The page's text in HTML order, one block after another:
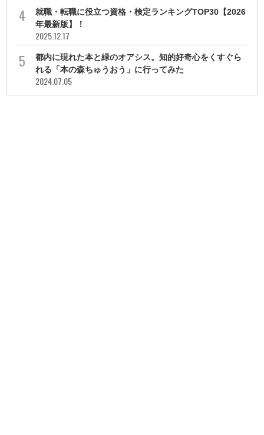
就職・転職に役立つ資格・検定ランキングTOP30【2026
年最新版】！
2025.12.17
都内に現れた本と緑のオアシス。知的好奇心をくすぐら
れる「本の森ちゅうおう」に行ってみた
2024.07.05